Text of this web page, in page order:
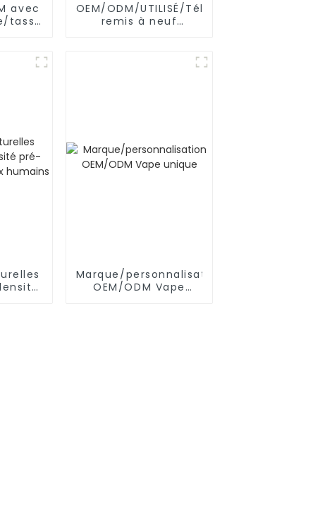
avec
tasse
OEM/ODM/UTILISÉ/Téléphone
remis à neuf
Marque/personnalisation
OEM/ODM Vape